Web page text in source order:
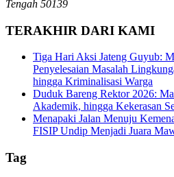
Tengah 50139
TERAKHIR DARI KAMI
Tiga Hari Aksi Jateng Guyub:
Penyelesaian Masalah
hingga Kriminalisasi Warga
Duduk Bareng Rektor 2026:
Akademik, hingga Kekerasan
Menapaki Jalan Menuju
FISIP Undip Menjadi Juara
Tag